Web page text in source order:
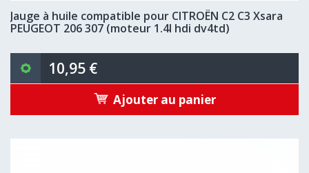
Jauge à huile compatible pour CITROËN C2 C3 Xsara
PEUGEOT 206 307 (moteur 1.4l hdi dv4td)
10,95 €
Ajouter au panier